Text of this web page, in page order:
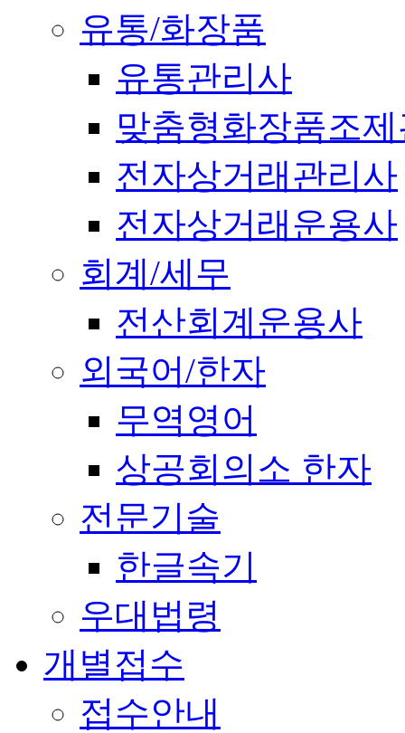
유통/화장품
유통관리사
맞춤형화장품조
전자상거래관리사
전자상거래운용사
회계/세무
전산회계운용사
외국어/한자
무역영어
상공회의소 한자
전문기술
한글속기
우대법령
개별접수
접수안내